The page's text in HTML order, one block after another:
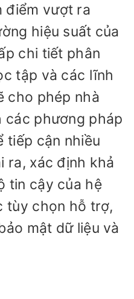
điểm vượt ra
hiệu suất của
chi tiết phân
tập và các lĩnh
cho phép nhà
các phương pháp
tiếp cận nhiều
ra, xác định khả
tin cậy của hệ
tùy chọn hỗ trợ,
mật dữ liệu và